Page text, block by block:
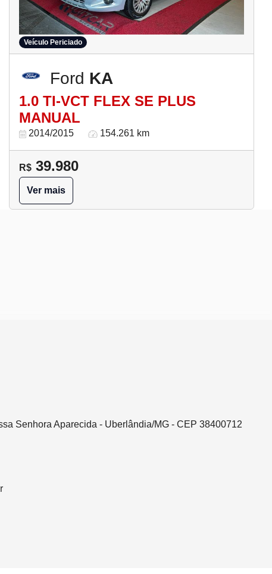
Veículo Periciado
Ford KA
1.0 TI-VCT FLEX SE PLUS
MANUAL
2014/2015 154.261 km
R$ 39.980
Ver mais
Senhora Aparecida - Uberlândia/MG - CEP 38400712